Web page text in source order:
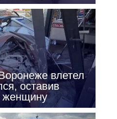
влетел
оставив
женщину